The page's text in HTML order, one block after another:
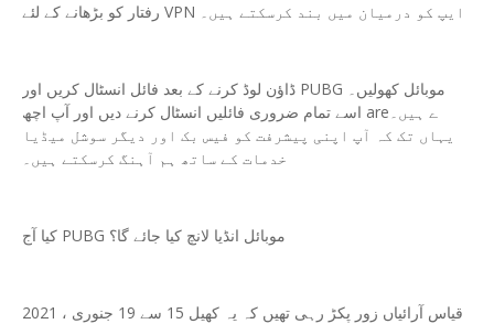
رفتار کو بڑھانے کے لئے VPN ایپ کو درمیان میں بند کرسکتے ہیں۔
ڈاؤن لوڈ کرنے کے بعد فائل انسٹال کریں اور PUBG موبائل کھولیں۔
اسے تمام ضروری فائلیں انسٹال کرنے دیں اور آپ اچھ areے ہیں۔
یہاں تک کہ آپ اپنی پیشرفت کو فیس بک اور دیگر سوشل میڈیا
خدمات کے ساتھ ہم آہنگ کرسکتے ہیں۔
کیا آج PUBG موبائل انڈیا لانچ کیا جائے گا؟
قیاس آرائیاں زور پکڑ رہی تھیں کہ یہ کھیل 15 سے 19 جنوری ، 2021